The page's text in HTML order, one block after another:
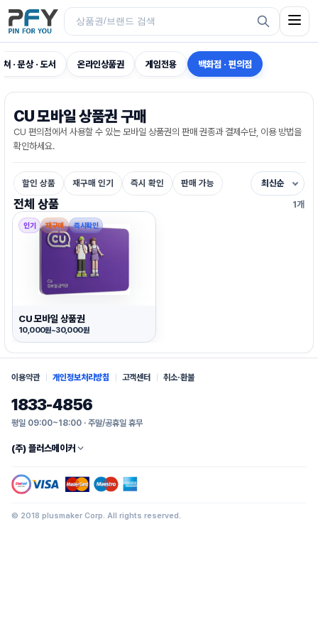
쳐 · 문상 · 도서 온라인상품권 게임전용 백화점 · 편의점
CU 모바일 상품권 구매
CU 편의점에서 사용할 수 있는 모바일 상품권의 판매 권종과 결제수단, 이용 방법을
확인하세요.
할인 상품 재구매 인기 즉시 확인 판매 가능 최신순
전체 상품 1개
인기 재구매 즉시확인
CU 모바일 상품권
10,000원~30,000원
이용약관 개인정보처리방침 고객센터 취소·환불
1833-4856
평일 09:00~18:00 · 주말/공휴일 휴무
(주) 플러스메이커
© 2018 plusmaker Corp. All rights reserved.